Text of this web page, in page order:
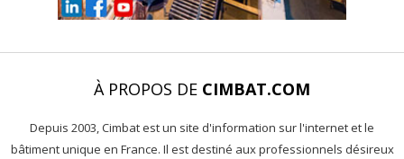
À PROPOS DE CIMBAT.COM
Depuis 2003, Cimbat est un site d'information sur l'internet et le
bâtiment unique en France. Il est destiné aux professionnels désireux